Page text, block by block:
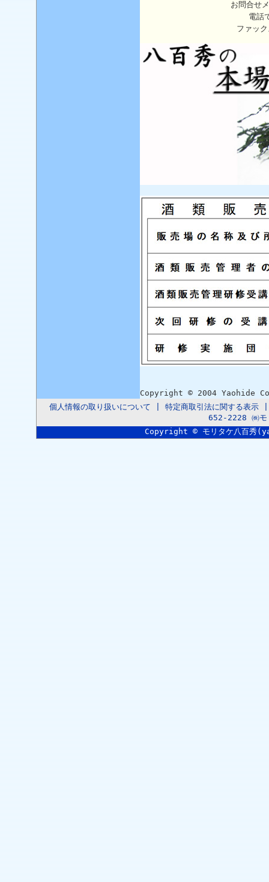
お問合せ
電話
ファッ
Copyright © 2004 Yaohide
個人情報の取り扱いについて
特定商取引法に関する表示
652-2228 ㈱モ
Copyright © モリタケ八百